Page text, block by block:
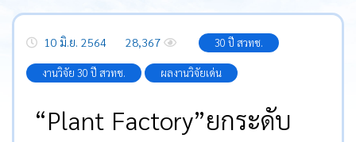
10 มิ.ย. 2564 28,367 30 ปี สวทช.
งานวิจัย 30 ปี สวทช. ผลงานวิจัยเด่น
“Plant Factory”ยกระดับ